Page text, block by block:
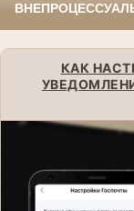
КАК